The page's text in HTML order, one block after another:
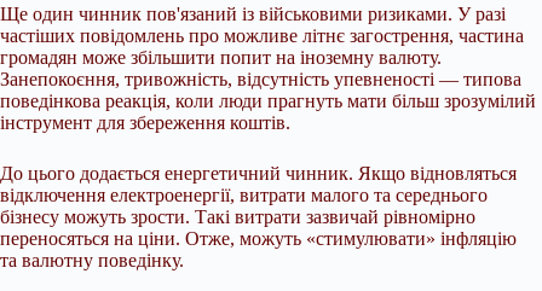
Ще один чинник пов'язаний із військовими ризиками. У разі
частіших повідомлень про можливе літнє загострення, частина
громадян може збільшити попит на іноземну валюту.
Занепокоєння, тривожність, відсутність упевненості — типова
поведінкова реакція, коли люди прагнуть мати більш зрозумілий
інструмент для збереження коштів.
До цього додається енергетичний чинник. Якщо відновляться
відключення електроенергії, витрати малого та середнього
бізнесу можуть зрости. Такі витрати зазвичай рівномірно
переносяться на ціни. Отже, можуть «стимулювати» інфляцію
та валютну поведінку.